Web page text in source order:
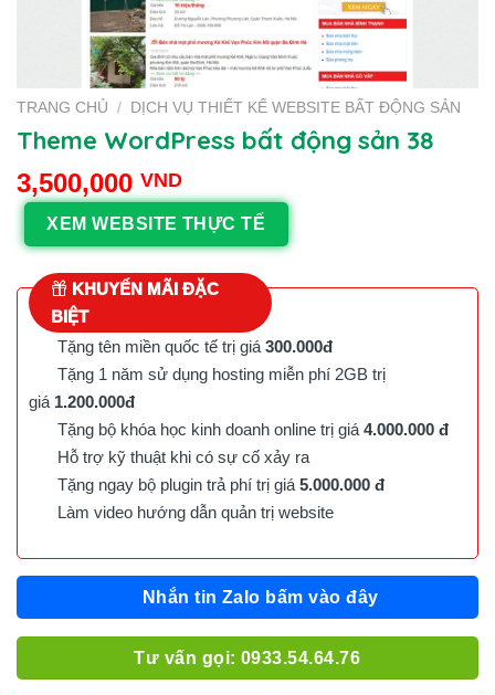
TRANG CHỦ / DỊCH VỤ THIẾT KẾ WEBSITE BẤT ĐỘNG SẢN
Theme WordPress bất động sản 38
3,500,000 VND
XEM WEBSITE THỰC TẾ
KHUYẾN MÃI ĐẶC
BIỆT
Tặng tên miền quốc tế trị giá 300.000đ
Tặng 1 năm sử dụng hosting miễn phí 2GB trị
giá 1.200.000đ
Tặng bộ khóa học kinh doanh online trị giá 4.000.000 đ
Hỗ trợ kỹ thuật khi có sự cố xảy ra
Tặng ngay bộ plugin trả phí trị giá 5.000.000 đ
Làm video hướng dẫn quản trị website
Nhắn tin Zalo bấm vào đây
Tư vấn gọi: 0933.54.64.76